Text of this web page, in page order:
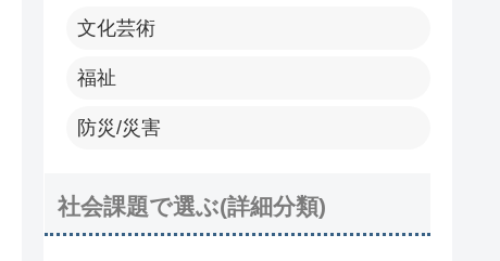
文化芸術
福祉
防災/災害
社会課題で選ぶ(詳細分類)